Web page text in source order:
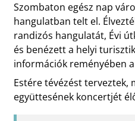
Szombaton egész nap
hangulatban telt el.
randizós hangulatát, Évi
és benézett a helyi
információk reményében
Estére tévézést terveztek,
együttesének koncertjét